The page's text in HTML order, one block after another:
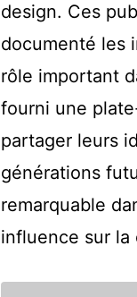
design. Ces
documenté les
rôle important
fourni une
partager leurs
générations
remarquable
influence sur la